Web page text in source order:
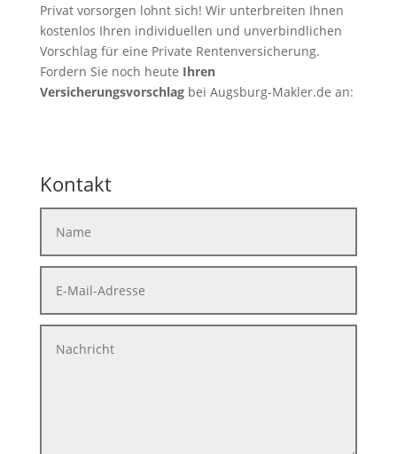
Privat vorsorgen lohnt sich! Wir unterbreiten Ihnen
kostenlos Ihren individuellen und unverbindlichen
Vorschlag für eine Private Rentenversicherung.
Fordern Sie noch heute Ihren
Versicherungsvorschlagbei Augsburg-Makler.de an:
Kontakt